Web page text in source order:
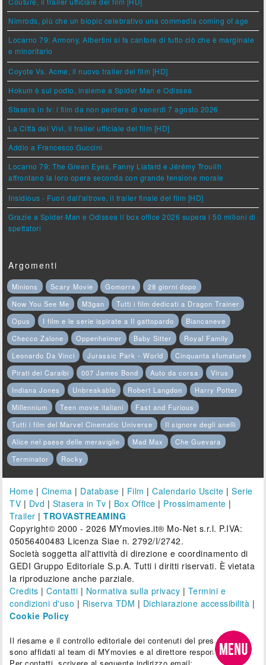
Nimrods, più che un biopic celebrativo una commedia coming of age
Locarno 79: Armony, Albertini si fa cantore di tutto ciò che è marginale
e minoritario
Coyote Vs. Acme, il nuovo trailer del film [HD]
Hokum è sul podio, insieme a Spider Man e Odissea
Stasera in tv: i film da non perdere di venerdì 7 agosto 2026
La Città dei Vivi, il trailer ufficiale del film [HD]
Addio a Francesco Guccini
Locarno 79: The Green Eyes, Fanny Liatard e Jérémy Trouilh
affrontano la loro opera seconda con grande tensione morale
Insidious - Fuori dall'altrove, il trailer finale del film [HD]
Grazie a Spider-Man e Odissea il box office 2026 supera i 50 milioni di
spettatori
Argomenti
Minions Scary Movie Gomorra
28 giorni dopo
Now You See Me
M3gan
Tutti i film dedicati a Dragon Trainer
Opus
I film e le serie ispirate a Il gattopardo
Biancaneve
Checco Zalone
Oppenheimer Baby Sitter
Royal Family
Leonardo Da Vinci
Jurassic Park - World
Cinquanta sfumature
Pirati dei Caraibi
007 James Bond Auto da corsa
Virus
Indiana Jones
Unbreakable Robert Langdon
Harry Potter
Millennium
Teen movie italiani
Fast and Furious
Tutti i film del Marvel Cinematic Universe
Il signore degli anelli
Alice nel paese delle meraviglie
Mad Max
Che Guevara
Terminator
Rocky
Home | Cinema | Database | Film |Calendario Uscite |Serie
TV | Dvd | Stasera in Tv | Box Office | Prossimamente |
Trailer |TROVASTREAMING
Copyright© 2000 - 2026 MYmovies.it® Mo-Net s.r.l. P.IVA:
05056400483 Licenza Siae n. 2792/I/2742.
Società soggetta all'attività di direzione e coordinamento di
GEDI Gruppo Editoriale S.p.A. Tutti i diritti riservati. È vietata
la riproduzione anche parziale.
Credits |Contatti | Normativa sulla privacy | Termini e
condizioni d'uso | Riserva TDM | Dichiarazione accessibilità |
Cookie Policy
Il riesame e il controllo editoriale dei contenuti del presente sito
sono affidati al team di MYmovies e al direttore responsabile.